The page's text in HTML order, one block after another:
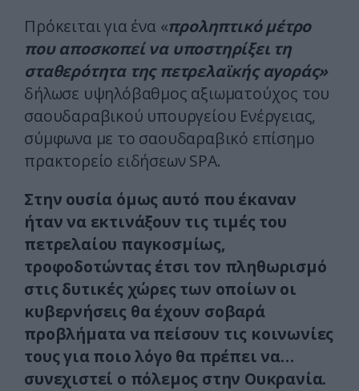
Πρόκειται για ένα «προληπτικό μέτρο
που αποσκοπεί να υποστηρίξει τη
σταθερότητα της πετρελαϊκής αγοράς»
δήλωσε υψηλόβαθμος αξιωματούχος του
σαουδαραβικού υπουργείου Ενέργειας,
σύμφωνα με το σαουδαραβικό επίσημο
πρακτορείο ειδήσεων SPA.
Στην ουσία όμως αυτό που έκαναν
ήταν να εκτινάξουν τις τιμές του
πετρελαίου παγκοσμίως,
τροφοδοτώντας έτσι τον πληθωρισμό
στις δυτικές χώρες των οποίων οι
κυβερνήσεις θα έχουν σοβαρά
προβλήματα να πείσουν τις κοινωνίες
τους για ποιο λόγο θα πρέπει να…
συνεχιστεί ο πόλεμος στην Ουκρανία.